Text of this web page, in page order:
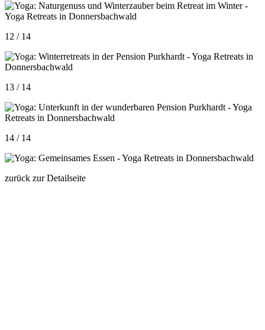
12 / 14
13 / 14
14 / 14
zurück zur Detailseite